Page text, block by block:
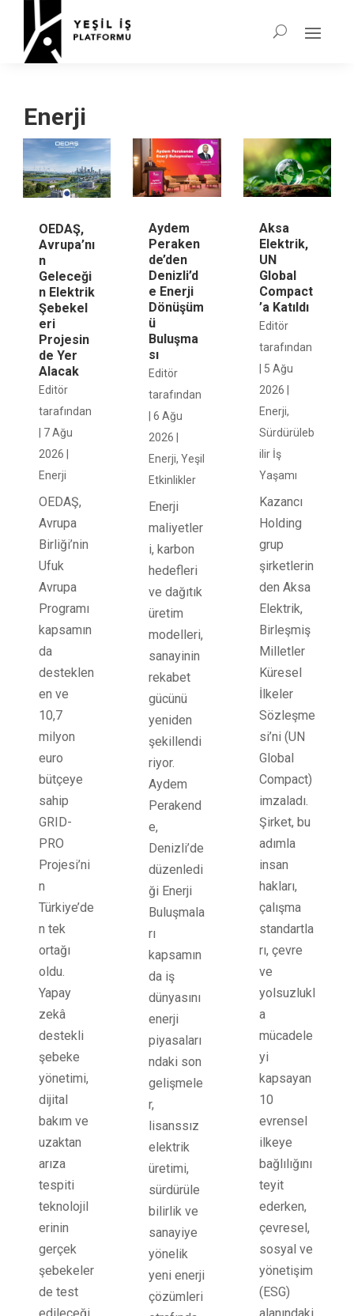
Enerji
OEDAŞ,
Avrupa’nı
n
Geleceği
n Elektrik
Şebekel
eri
Projesin
de Yer
Alacak
Editör
tarafından
7 Ağu
2026
Enerji
OEDAŞ,
Avrupa
Birliği’nin
Ufuk
Avrupa
Programı
kapsamın
da
desteklen
en ve
10,7
milyon
euro
bütçeye
sahip
GRID-
PRO
Projesi’ni
n
Türkiye’de
n tek
ortağı
oldu.
Yapay
zekâ
destekli
şebeke
yönetimi,
dijital
bakım ve
uzaktan
arıza
tespiti
teknolojil
erinin
gerçek
şebekeler
de test
Aydem
Peraken
de’den
Denizli’d
e Enerji
Dönüşüm
ü
Buluşma
sı
Editör
tarafından
|6 Ağu
2026
Enerji,Yeşil
Etkinlikler
Enerji
maliyetler
i, karbon
hedefleri
ve dağıtık
üretim
modelleri,
sanayinin
rekabet
gücünü
yeniden
şekillendi
riyor.
Aydem
Perakend
e,
Denizli’de
düzenledi
ği Enerji
Buluşmala
rı
kapsamın
da iş
dünyasını
enerji
piyasaları
ndaki son
gelişmele
r,
lisanssız
elektrik
üretimi,
sürdürüle
bilirlik ve
sanayiye
yönelik
yeni enerji
çözümleri
Aksa
Elektrik,
UN
Global
Compact
’a Katıldı
Editör
tarafından
5 Ağu
2026
Enerji,
Sürdürüleb
ilir İş
Yaşamı
Kazancı
Holding
grup
şirketlerin
den Aksa
Elektrik,
Birleşmiş
Milletler
Küresel
İlkeler
Sözleşme
si’ni (UN
Global
Compact)
imzaladı.
Şirket, bu
adımla
insan
hakları,
çalışma
standartla
rı, çevre
ve
yolsuzlukl
a
mücadele
yi
kapsayan
10
evrensel
ilkeye
bağlılığını
teyit
ederken,
çevresel,
sosyal ve
yönetişim
(ESG)